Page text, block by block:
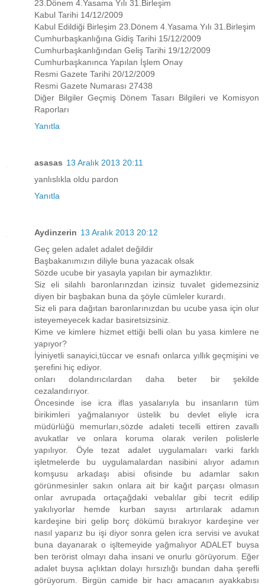
23.Dönem 4.Yasama Yılı 31.Birleşim
Kabul Tarihi 14/12/2009
Kabul Edildiği Birleşim 23.Dönem 4.Yasama Yılı 31.Birleşim
Cumhurbaşkanlığına Gidiş Tarihi 15/12/2009
Cumhurbaşkanlığından Geliş Tarihi 19/12/2009
Cumhurbaşkanınca Yapılan İşlem Onay
Resmi Gazete Tarihi 20/12/2009
Resmi Gazete Numarası 27438
Diğer Bilgiler Geçmiş Dönem Tasarı Bilgileri ve Komisyon
Raporları
Yanıtla
asasas 13 Aralık 2013 20:11
yanlıslıkla oldu pardon
Yanıtla
Aydinzerin 13 Aralık 2013 20:12
Geç gelen adalet adalet değildir
Başbakanımızın diliyle buna yazacak olsak
Sözde ucube bir yasayla yapılan bir aymazlıktır.
Siz eli silahlı baronlarınzdan izinsiz tuvalet gidemezsiniz
diyen bir başbakan buna da şöyle cümleler kurardı.
Siz eli para dağıtan baronlarınızdan bu ucube yasa için olur
isteyemeyecek kadar basiretsizsiniz.
Kime ve kimlere hizmet ettiği belli olan bu yasa kimlere ne
yapıyor?
İyiniyetli sanayici,tüccar ve esnafı onlarca yıllık geçmişini ve
şerefini hiç ediyor.
onları dolandırıcılardan daha beter bir şekilde
cezalandırıyor.
Öncesinde ise icra iflas yasalarıyla bu insanların tüm
birikimleri yağmalanıyor üstelik bu devlet eliyle icra
müdürlüğü memurları,sözde adaleti tecelli ettiren zavallı
avukatlar ve onlara koruma olarak verilen polislerle
yapılıyor. Öyle tezat adalet uygulamaları varki farklı
işletmelerde bu uygulamalardan nasibini alıyor adamın
komşusu arkadaşı abisi ofisinde bu adamlar sakın
görünmesinler sakın onlara ait bir kağıt parçası olmasın
onlar avrupada ortaçağdaki vebalılar gibi tecrit edilip
yakılıyorlar hemde kurban sayısı artırılarak adamın
kardeşine biri gelip borç dökümü bırakıyor kardeşine ver
nasıl yaparız bu işi diyor sonra gelen icra servisi ve avukat
buna dayanarak o işltemeyide yağmalıyor ADALET buysa
ben terörist olmayı daha insani ve onurlu görüyorum. Eğer
adalet buysa açlıktan dolayı hırsızlığı bundan daha şerefli
görüyorum. Birgün camide bir hacı amacanın ayakkabısı